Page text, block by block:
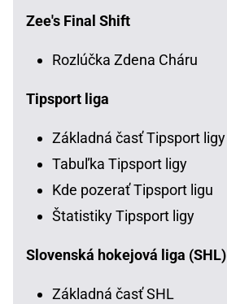
Zee's Final Shift
Rozlúčka Zdena Cháru
Tipsport liga
Základná časť Tipsport ligy
Tabuľka Tipsport ligy
Kde pozerať Tipsport ligu
Štatistiky Tipsport ligy
Slovenská hokejová liga (SHL)
Základná časť SHL